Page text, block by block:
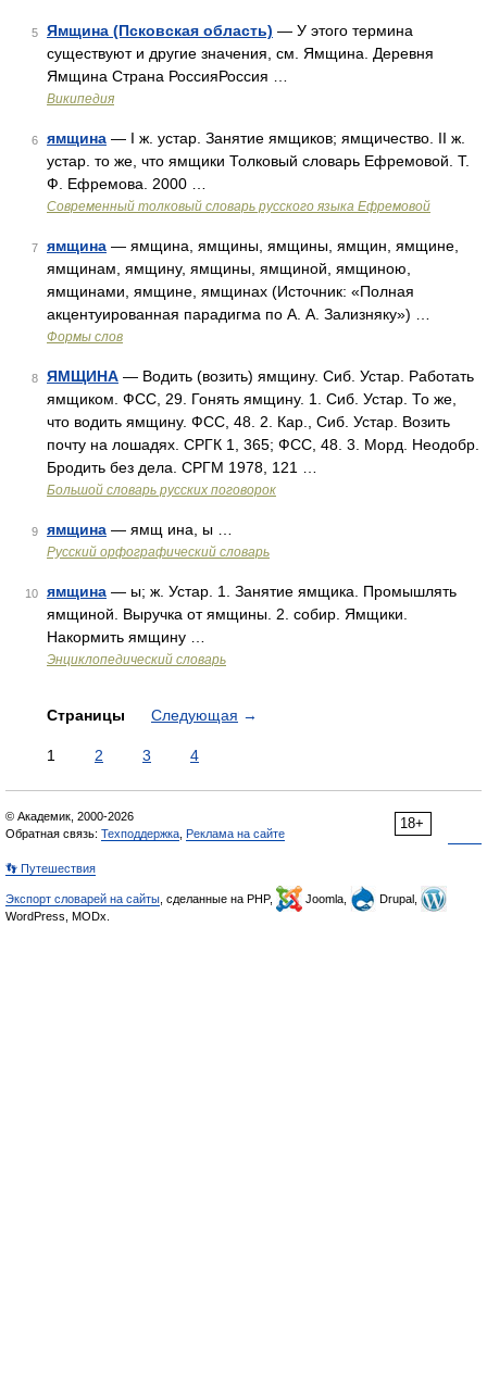
5 Ямщина (Псковская область) — У этого термина
существуют и другие значения, см. Ямщина. Деревня
Ямщина Страна РоссияРоссия …
Википедия
6 ямщина — I ж. устар. Занятие ямщиков; ямщичество. II ж.
устар. то же, что ямщики Толковый словарь Ефремовой. Т.
Ф. Ефремова. 2000 …
Современный толковый словарь русского языка Ефремовой
7 ямщина — ямщина, ямщины, ямщины, ямщин, ямщине,
ямщинам, ямщину, ямщины, ямщиной, ямщиною,
ямщинами, ямщине, ямщинах (Источник: «Полная
акцентуированная парадигма по А. А. Зализняку») …
Формы слов
8 ЯМЩИНА — Водить (возить) ямщину. Сиб. Устар. Работать
ямщиком. ФСС, 29. Гонять ямщину. 1. Сиб. Устар. То же,
что водить ямщину. ФСС, 48. 2. Кар., Сиб. Устар. Возить
почту на лошадях. СРГК 1, 365; ФСС, 48. 3. Морд. Неодобр.
Бродить без дела. СРГМ 1978, 121 …
Большой словарь русских поговорок
9 ямщина — ямщ ина, ы …
Русский орфографический словарь
10 ямщина — ы; ж. Устар. 1. Занятие ямщика. Промышлять
ямщиной. Выручка от ямщины. 2. собир. Ямщики.
Накормить ямщину …
Энциклопедический словарь
Страницы Следующая →
1 2 3 4
18+
© Академик, 2000-2026
Обратная связь: Техподдержка Реклама на сайте
👣 Путешествия
Экспорт словарей на сайты , сделанные на PHP, Joomla,
Drupal,
WordPress, MODx.